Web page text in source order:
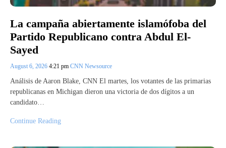
La campaña abiertamente islamófoba del
Partido Republicano contra Abdul El-
Sayed
August 6, 2026 4:21 pm CNN Newsource
Análisis de Aaron Blake, CNN El martes, los votantes de las primarias
republicanas en Michigan dieron una victoria de dos dígitos a un
candidato…
Continue Reading